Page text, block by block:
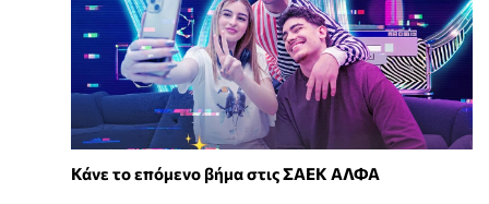
Κάνε το επόμενο βήμα στις ΣΑΕΚ ΑΛΦΑ